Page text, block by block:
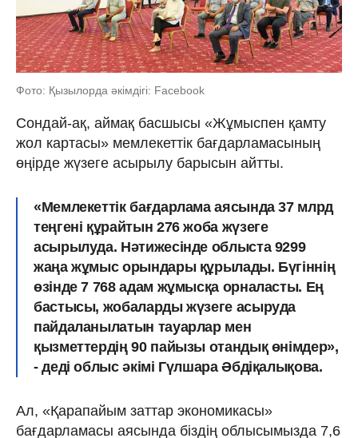
Фото: Қызылорда әкімдігі: Facebook
Сондай-ақ, аймақ басшысы «Жұмыспен қамту
жол картасы» мемлекеттік бағдарламасының
өңірде жүзеге асырылу барысын айтты.
«Мемлекеттік бағдарлама аясында 37 млрд
теңгені құрайтын 276 жоба жүзеге
асырылуда. Нәтижесінде облыста 9299
жаңа жұмыс орындары құрылады. Бүгіннің
өзінде 7 768 адам жұмысқа орналасты. Ең
бастысы, жобаларды жүзеге асыруда
пайдаланылатын тауарлар мен
қызметтердің 90 пайызы отандық өнімдер»,
- деді облыс әкімі Гүлшара Әбдіқалықова.
Ал, «Қарапайым заттар экономикасы»
бағдарламасы аясында біздің облысымызда 7,6